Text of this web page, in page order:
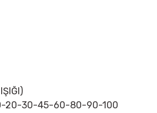
20-30-45-60-80-90-100